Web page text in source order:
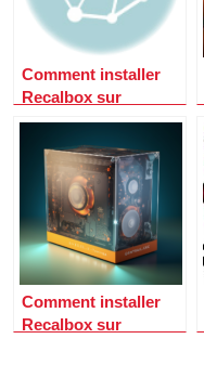
Comment installer
Recalbox sur
Raspberry pi 3 ?
Comment installer
Recalbox sur